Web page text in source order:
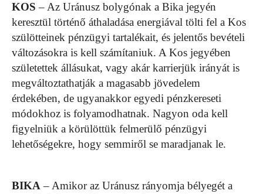
KOS – Az Uránusz bolygónak a Bika jegyén
keresztül történő áthaladása energiával tölti fel a Kos
szülötteinek pénzügyi tartalékait, és jelentős bevételi
változásokra is kell számítaniuk. A Kos jegyében
születettek állásukat, vagy akár karrierjük irányát is
megváltoztathatják a magasabb jövedelem
érdekében, de ugyanakkor egyedi pénzkereseti
módokhoz is folyamodhatnak. Nagyon oda kell
figyelniük a körülöttük felmerülő pénzügyi
lehetőségekre, hogy semmiről se maradjanak le.
BIKA – Amikor az Uránusz rányomja bélyegét a